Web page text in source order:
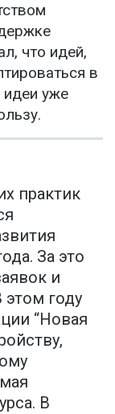
что идей,
в
идеи уже
практик
За это
и
году
“Новая
В